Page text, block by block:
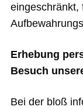
eingeschränkt,
Erhebung
Besuch
Bei der bloß